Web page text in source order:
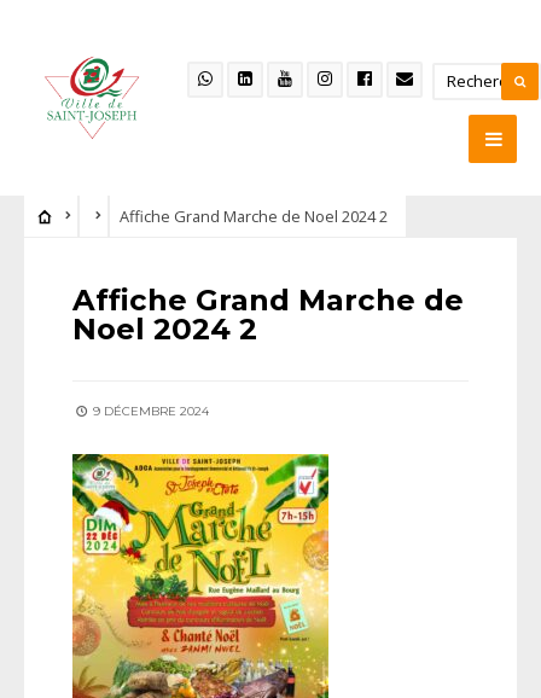
Affiche Grand Marche de Noel 2024 2
Affiche Grand Marche de
Noel 2024 2
9 DÉCEMBRE 2024